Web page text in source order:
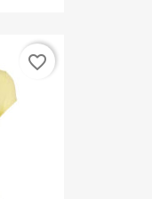
favorite_border